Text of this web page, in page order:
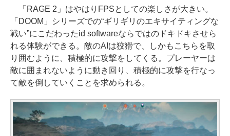
「RAGE 2」はやはりFPSとしての楽しさが大きい。
「DOOM」シリーズでの“ギリギリのエキサイティングな
戦い”にこだわったid softwareならではのドキドキさせら
れる体験ができる。敵のAIは狡猾で、しかもこちらを取
り囲むように、積極的に攻撃をしてくる。プレーヤーは
敵に囲まれないように動き回り、積極的に攻撃を行なっ
て敵を倒していくことを求められる。